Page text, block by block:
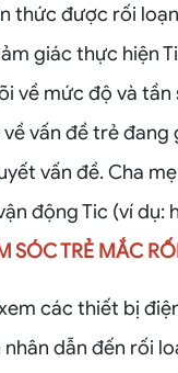
thức được rối
giác thực hiện
về mức độ và
vấn đề trẻ
vấn đề. Cha
động Tic (ví dụ:
SÓC TRẺ MẮC
các thiết bị
dẫn đến rối